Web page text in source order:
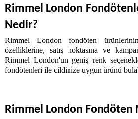
Rimmel London
Nedir?
Rimmel London fondöten
özelliklerine, satış noktasına ve
Rimmel London'un geniş renk
fondötenleri ile cildinize uygun ürünü
Rimmel London Fondöten